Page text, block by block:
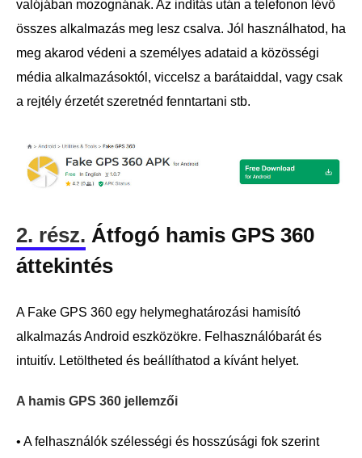
valójában mozognának. Az indítás után a telefonon lévő
összes alkalmazás meg lesz csalva. Jól használhatod, ha
meg akarod védeni a személyes adataid a közösségi
média alkalmazásoktól, viccelsz a barátaiddal, vagy csak
a rejtély érzetét szeretnéd fenntartani stb.
2. rész. Átfogó hamis GPS 360
áttekintés
A Fake GPS 360 egy helymeghatározási hamisító
alkalmazás Android eszközökre. Felhasználóbarát és
intuitív. Letöltheted és beállíthatod a kívánt helyet.
A hamis GPS 360 jellemzői
• A felhasználók szélességi és hosszúsági fok szerint